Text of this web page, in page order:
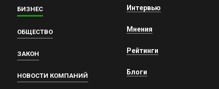
БИЗНЕС
ОБЩЕСТВО
ЗАКОН
НОВОСТИ КОМПАНИЙ
Интервью
Мнения
Рейтинги
Блоги